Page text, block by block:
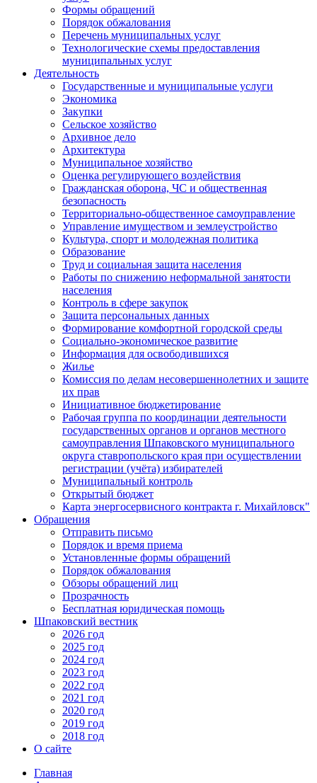
Формы обращений
Порядок обжалования
Перечень муниципальных услуг
Технологические схемы предоставления
муниципальных услуг
Деятельность
Государственные и муниципальные услуги
Экономика
Закупки
Сельское хозяйство
Архивное дело
Архитектура
Муниципальное хозяйство
Оценка регулирующего воздействия
Гражданская оборона, ЧС и общественная
безопасность
Территориально-общественное самоуправление
Управление имуществом и землеустройство
Культура, спорт и молодежная политика
Образование
Труд и социальная защита населения
Работы по снижению неформальной занятости
населения
Контроль в сфере закупок
Защита персональных данных
Формирование комфортной городской среды
Социально-экономическое развитие
Информация для освободившихся
Жилье
Комиссия по делам несовершеннолетних и защите
их прав
Инициативное бюджетирование
Рабочая группа по координации деятельности
государственных органов и органов местного
самоуправления Шпаковского муниципального
округа ставропольского края при осуществлении
регистрации (учёта) избирателей
Муниципальный контроль
Открытый бюджет
Карта энергосервисного контракта г. Михайловск"
Обращения
Отправить письмо
Порядок и время приема
Установленные формы обращений
Порядок обжалования
Обзоры обращений лиц
Прозрачность
Бесплатная юридическая помощь
Шпаковский вестник
2026 год
2025 год
2024 год
2023 год
2022 год
2021 год
2020 год
2019 год
2018 год
О сайте
Главная